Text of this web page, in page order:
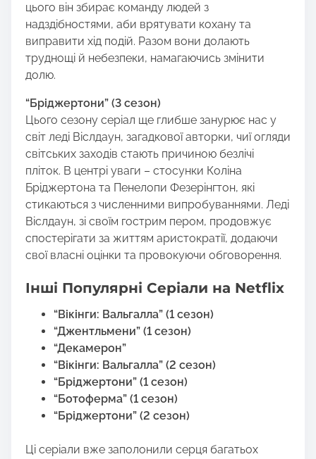
цього він збирає команду людей з
надздібностями, аби врятувати кохану та
виправити хід подій. Разом вони долають
труднощі й небезпеки, намагаючись змінити
долю.
“Бріджертони” (3 сезон)
Цього сезону серіал ще глибше занурює нас у
світ леді Віслдаун, загадкової авторки, чиї огляди
світських заходів стають причиною безлічі
пліток. В центрі уваги – стосунки Коліна
Бріджертона та Пенелопи Фезерінгтон, які
стикаються з численними випробуваннями. Леді
Віслдаун, зі своїм гострим пером, продовжує
спостерігати за життям аристократії, додаючи
свої власні оцінки та провокуючи обговорення.
Інші Популярні Серіали на Netflix
“Вікінги: Вальгалла” (1 сезон)
“Джентльмени” (1 сезон)
“Декамерон”
“Вікінги: Вальгалла” (2 сезон)
“Бріджертони” (1 сезон)
“Ботоферма” (1 сезон)
“Бріджертони” (2 сезон)
Ці серіали вже заполонили серця багатьох